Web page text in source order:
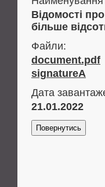
Відомості
більше
Файли:
document.pdf
signatureA
Дата
21.01.2022
Повернутись